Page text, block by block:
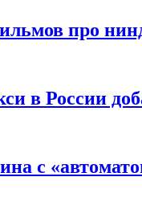
про
в России
с